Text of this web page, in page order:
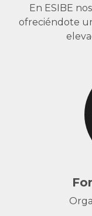
En ESIBE
ofreciéndote